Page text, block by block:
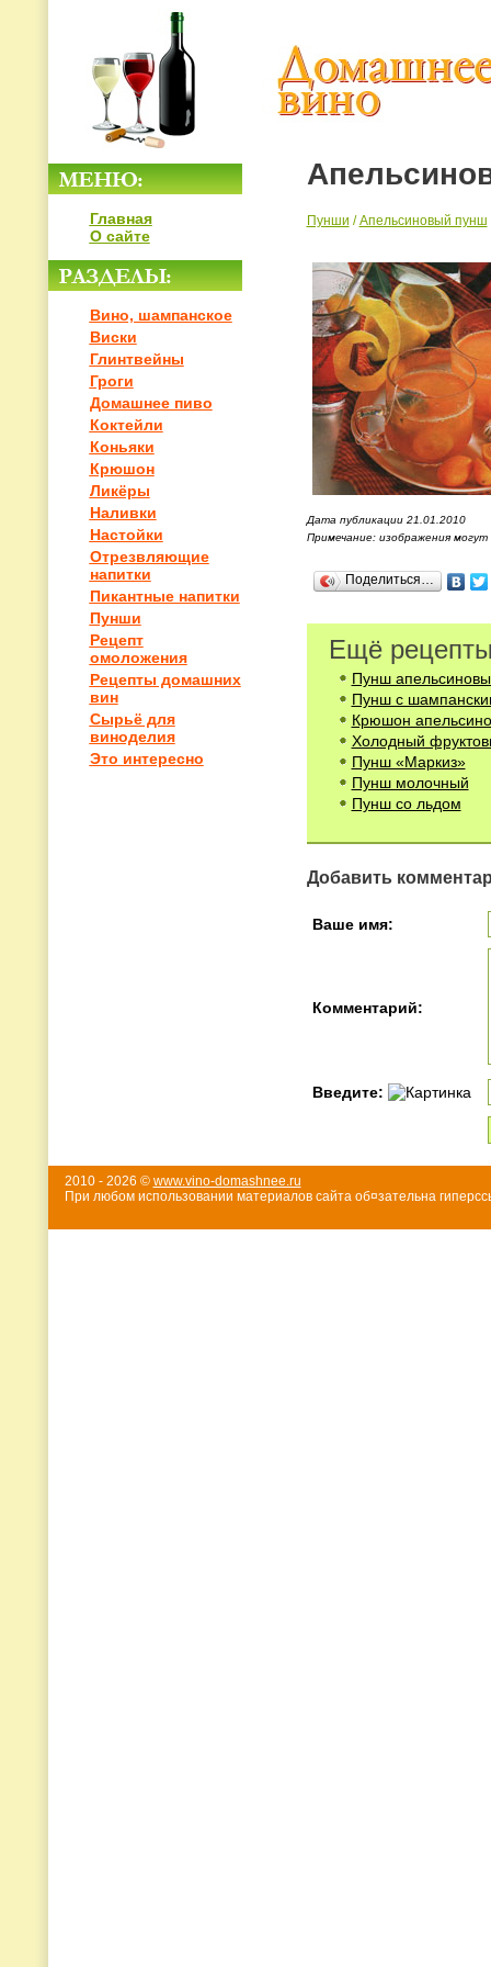
Главная
О сайте
Вино, шампанское
Виски
Глинтвейны
Гроги
Домашнее пиво
Коктейли
Коньяки
Крюшон
Ликёры
Наливки
Настойки
Отрезвляющие
напитки
Пикантные напитки
Пунши
Рецепт
омоложения
Рецепты домашних
вин
Сырьё для
виноделия
Это интересно
Пунши /Апельсиновый пунш
Дата публикации 21.01.2010
Примечание: изображения
Поделиться…
Ещё
Пунш
Пунш с
Крюшон
Холодный
Пунш «Маркиз»
Пунш молочный
Пунш со льдом
Добавить
Ваше имя:
Комментарий:
Введите:
2010 - 2026 © www.vino-domashnee.ru
При любом использовании материалов сайта об¤зательна